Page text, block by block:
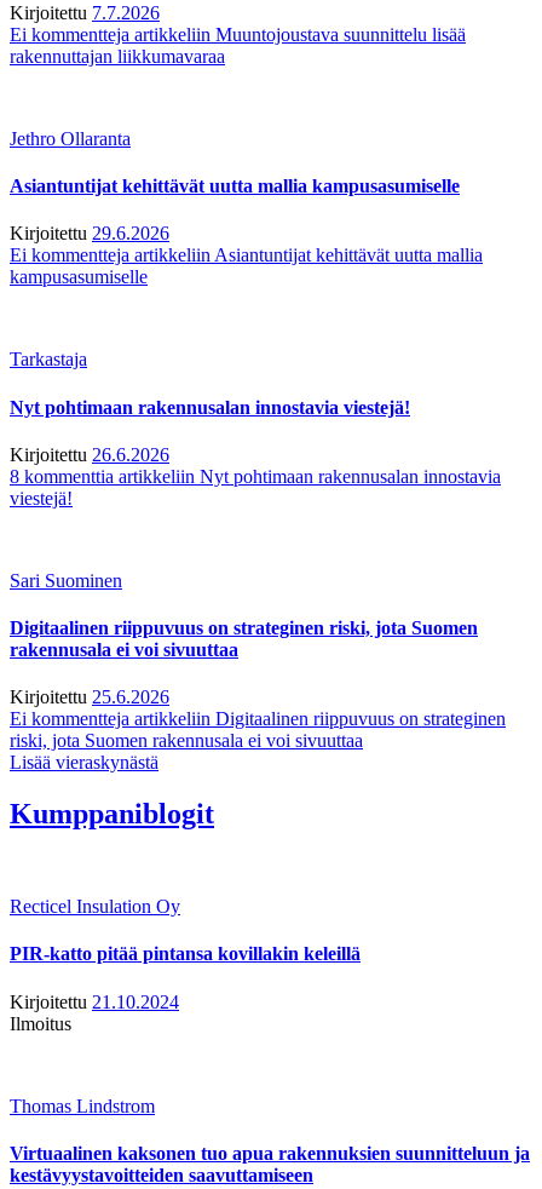
Kirjoitettu 7.7.2026
Ei kommentteja artikkeliin Muuntojoustava suunnittelu lisää
rakennuttajan liikkumavaraa
Jethro Ollaranta
Asiantuntijat kehittävät uutta mallia kampusasumiselle
Kirjoitettu 29.6.2026
Ei kommentteja artikkeliin Asiantuntijat kehittävät uutta mallia
kampusasumiselle
Tarkastaja
Nyt pohtimaan rakennusalan innostavia viestejä!
Kirjoitettu 26.6.2026
8 kommenttia artikkeliin Nyt pohtimaan rakennusalan innostavia
viestejä!
Sari Suominen
Digitaalinen riippuvuus on strateginen riski, jota Suomen
rakennusala ei voi sivuuttaa
Kirjoitettu 25.6.2026
Ei kommentteja artikkeliin Digitaalinen riippuvuus on strateginen
riski, jota Suomen rakennusala ei voi sivuuttaa
Lisää vieraskynästä
Kumppaniblogit
Recticel Insulation Oy
PIR-katto pitää pintansa kovillakin keleillä
Kirjoitettu 21.10.2024
Ilmoitus
Thomas Lindstrom
Virtuaalinen kaksonen tuo apua rakennuksien suunnitteluun ja
kestävyystavoitteiden saavuttamiseen